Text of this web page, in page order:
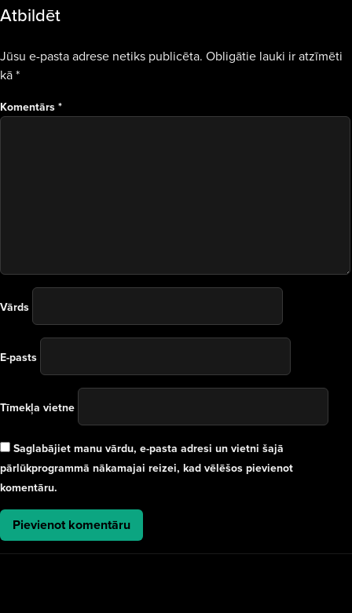
Atbildēt
Jūsu e-pasta adrese netiks publicēta. Obligātie lauki ir atzīmēti
kā*
Komentārs *
Vārds
E-pasts
Tīmekļa vietne
Saglabājiet manu vārdu, e-pasta adresi un vietni šajā
pārlūkprogrammā nākamajai reizei, kad vēlēšos pievienot
komentāru.